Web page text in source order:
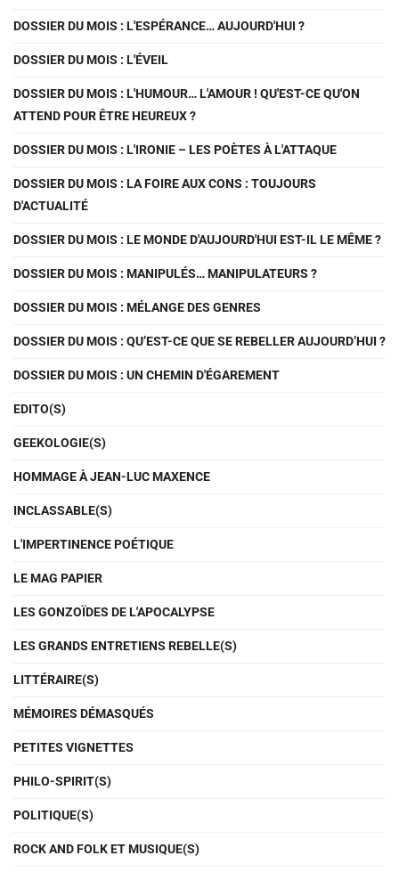
DOSSIER DU MOIS : L'ESPÉRANCE… AUJOURD'HUI ?
DOSSIER DU MOIS : L'ÉVEIL
DOSSIER DU MOIS : L'HUMOUR… L'AMOUR ! QU'EST-CE QU'ON
ATTEND POUR ÊTRE HEUREUX ?
DOSSIER DU MOIS : L'IRONIE – LES POÈTES À L'ATTAQUE
DOSSIER DU MOIS : LA FOIRE AUX CONS : TOUJOURS
D'ACTUALITÉ
DOSSIER DU MOIS : LE MONDE D'AUJOURD'HUI EST-IL LE MÊME ?
DOSSIER DU MOIS : MANIPULÉS… MANIPULATEURS ?
DOSSIER DU MOIS : MÉLANGE DES GENRES
DOSSIER DU MOIS : QU’EST-CE QUE SE REBELLER AUJOURD’HUI ?
DOSSIER DU MOIS : UN CHEMIN D'ÉGAREMENT
EDITO(S)
GEEKOLOGIE(S)
HOMMAGE À JEAN-LUC MAXENCE
INCLASSABLE(S)
L'IMPERTINENCE POÉTIQUE
LE MAG PAPIER
LES GONZOÏDES DE L'APOCALYPSE
LES GRANDS ENTRETIENS REBELLE(S)
LITTÉRAIRE(S)
MÉMOIRES DÉMASQUÉS
PETITES VIGNETTES
PHILO-SPIRIT(S)
POLITIQUE(S)
ROCK AND FOLK ET MUSIQUE(S)